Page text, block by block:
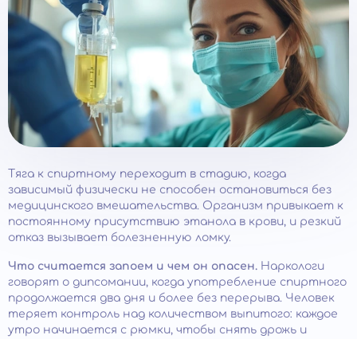
Тяга к спиртному переходит в стадию, когда
зависимый физически не способен остановиться без
медицинского вмешательства. Организм привыкает к
постоянному присутствию этанола в крови, и резкий
отказ вызывает болезненную ломку.
Что считается запоем и чем он опасен. Наркологи
говорят о дипсомании, когда употребление спиртного
продолжается два дня и более без перерыва. Человек
теряет контроль над количеством выпитого: каждое
утро начинается с рюмки, чтобы снять дрожь и